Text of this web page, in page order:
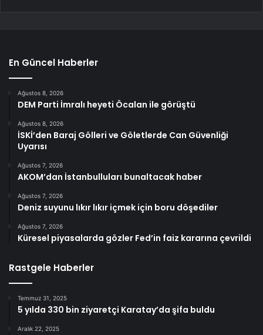
En Güncel Haberler
Ağustos 8, 2026
DEM Parti İmralı heyeti Öcalan ile görüştü
Ağustos 8, 2026
İSKİ’den Baraj Gölleri ve Göletlerde Can Güvenliği
Uyarısı
Ağustos 7, 2026
AKOM’dan İstanbulluları bunaltacak haber
Ağustos 7, 2026
Deniz suyunu lıkır lıkır içmek için boru döşediler
Ağustos 7, 2026
Küresel piyasalarda gözler Fed’in faiz kararına çevrildi
Rastgele Haberler
Temmuz 31, 2025
5 yılda 330 bin ziyaretçi Karatay’da şifa buldu
Aralık 22, 2025